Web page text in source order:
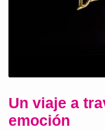
Un viaje a
emoción